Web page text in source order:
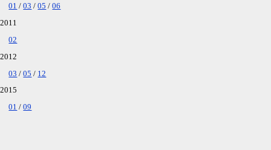
01
03 05
06
2011
02
2012
03
05
12
2015
01
09